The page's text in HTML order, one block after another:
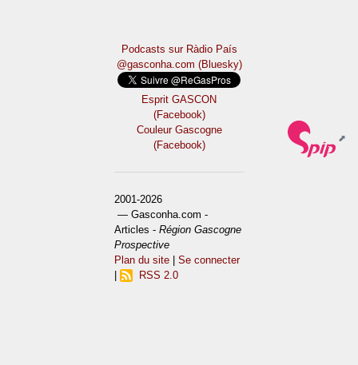
Podcasts sur Ràdio País
@gasconha.com (Bluesky)
Esprit GASCON
(Facebook)
Couleur Gascogne
(Facebook)
2001-2026
— Gasconha.com -
Articles -Région Gascogne
Prospective
Plan du site |Se connecter
RSS 2.0